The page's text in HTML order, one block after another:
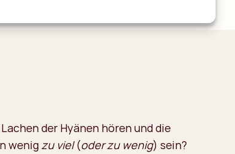
der Hyänen hören und die
wenigzu viel(oder zu wenig) sein?